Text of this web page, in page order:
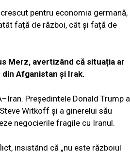
pentru economia germană,
față de război, cât și față de
Merz, avertizând că situația ar
Afganistan și Irak.
Președintele Donald Trump a
Witkoff și a ginerelui său
negocierile fragile cu Iranul.
insistând că „nu este războiul